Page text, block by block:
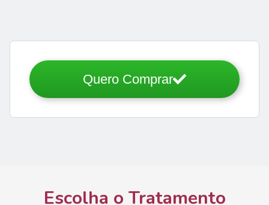
Quero Comprar
Escolha o Tratamento